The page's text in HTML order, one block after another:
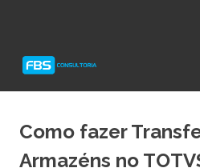
Protheus
Como fazer
Armazéns no